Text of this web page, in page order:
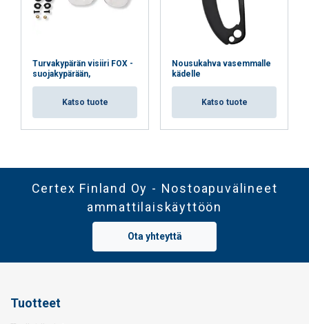
Turvakypärän visiiri FOX -
suojakypärään,
Katso tuote
Nousukahva vasemmalle
kädelle
Katso tuote
Certex Finland Oy - Nostoapuvälineet
ammattilaiskäyttöön
Ota yhteyttä
Tuotteet